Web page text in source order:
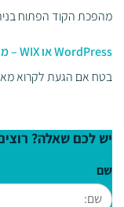
מהפכת הקוד הפתוח
WordPress או WIX – מי הכי טובה?
בטח אם הגעת לקרוא
יש לכם שאלה?
שם